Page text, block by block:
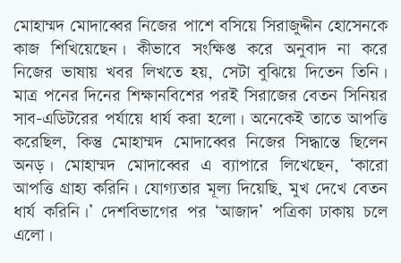
মোহাম্মদ মোদাব্বের নিজের পাশে বসিয়ে সিরাজুদ্দীন হোসেনকে
কাজ শিখিয়েছেন। কীভাবে সংক্ষিপ্ত করে অনুবাদ না করে
নিজের ভাষায় খবর লিখতে হয়, সেটা বুঝিয়ে দিতেন তিনি।
মাত্র পনের দিনের শিক্ষানবিশের পরই সিরাজের বেতন সিনিয়র
সাব-এডিটরের পর্যায়ে ধার্য করা হলো। অনেকেই তাতে আপত্তি
করেছিল, কিন্তু মোহাম্মদ মোদাব্বের নিজের সিদ্ধান্তে ছিলেন
অনড়। মোহাম্মদ মোদাব্বের এ ব্যাপারে লিখেছেন, ‘কারো
আপত্তি গ্রাহ্য করিনি। যোগ্যতার মূল্য দিয়েছি, মুখ দেখে বেতন
ধার্য করিনি।’ দেশবিভাগের পর ‘আজাদ’ পত্রিকা ঢাকায় চলে
এলো।